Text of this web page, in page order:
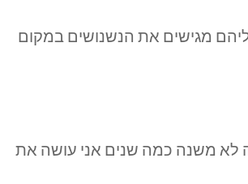
מגישים את הנשנושים במקום
לא משנה כמה שנים אני עושה את